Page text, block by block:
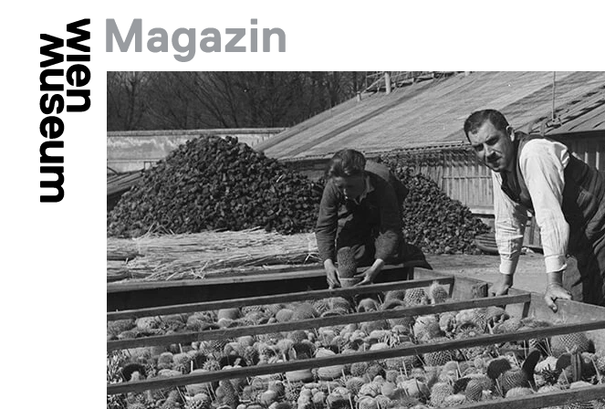
Springe zu:
Hauptmenü: